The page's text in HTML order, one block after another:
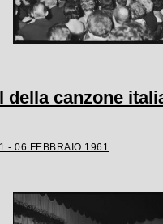
della canzone
- 06 FEBBRAIO 1961